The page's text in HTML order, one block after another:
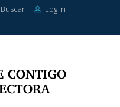
Buscar Log in